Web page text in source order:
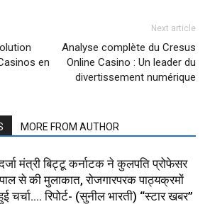
en
Next article
Analyse complète du Cresus
Online Casino : Un leader du
divertissement numérique
MORE FROM AUTHOR
दर्जा मंत्री बिट्टू कर्नाटक ने कुलपति प्रोफेसर
से की मुलाकात, रोजगारपरक पाठ्यक्रमों
चर्चा…. रिपोर्ट- (सुनील भारती) “स्टार खबर”